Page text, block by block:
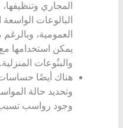
المجاري
البالوعات
العمومية،
يمكن استخدامها
والبنُوعات المنزلية.
هناك أيضًا
وتحديد حالة
وجود رواسب تسبب